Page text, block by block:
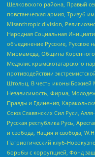
Щелковского района, Правый
повстанческая армия, Тризуб
Misanthropic division,
Народная Социальная
объединение Русские, Русское
Мирмамеда, Община Коренного
Меджлис крымскотатарского
противодействии
Штольц, В честь иконы Божией
Независимость, Фирма,
Правды и Единения,
Союз Славянских Сил Руси,
Русская республика Русь,
и свобода, Нация и свобода,
Патриотический клуб-
борьбы с коррупцией, Фонд